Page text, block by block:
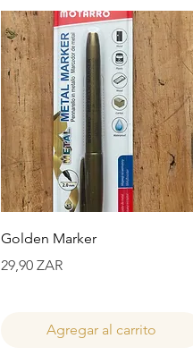
Vista rápida
Golden Marker
Precio
29,90 ZAR
Agregar al carrito